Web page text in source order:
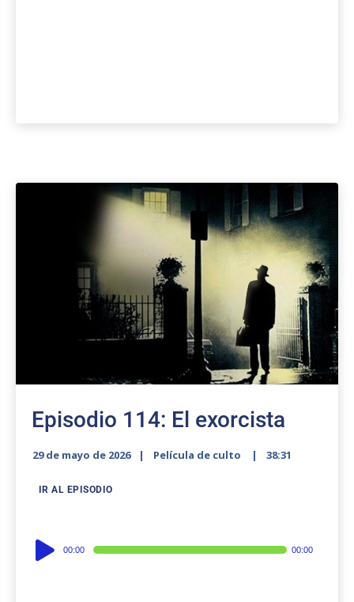
Episodio 114: El exorcista
29 de mayo de 2026 Película de culto 38:31
IR AL EPISODIO
Audio
Player
00:00 00:00